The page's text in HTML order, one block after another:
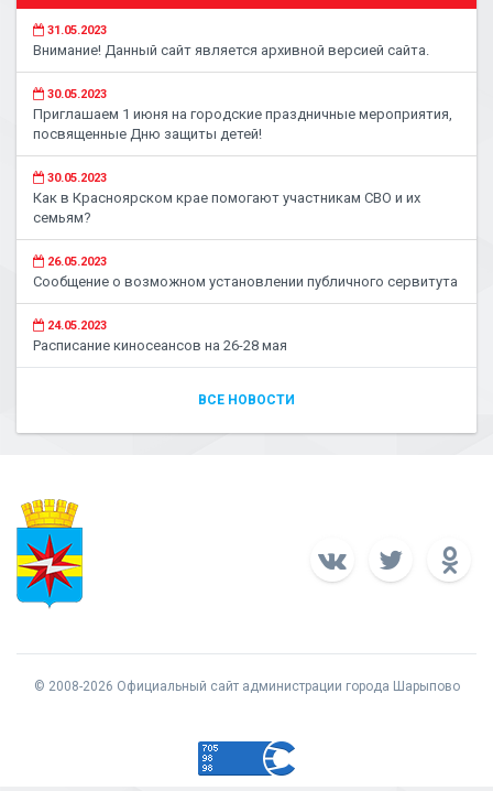
31.05.2023
Внимание! Данный сайт является архивной версией сайта.
30.05.2023
Приглашаем 1 июня на городские праздничные мероприятия,
посвященные Дню защиты детей!
30.05.2023
Как в Красноярском крае помогают участникам СВО и их
семьям?
26.05.2023
Сообщение о возможном установлении публичного сервитута
24.05.2023
Расписание киносеансов на 26-28 мая
ВСЕ НОВОСТИ
© 2008-2026 Официальный сайт администрации города Шарыпово